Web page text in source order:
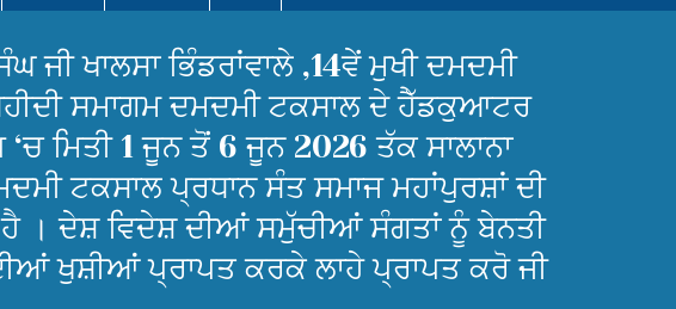
ਜੀ ਖਾਲਸਾ ਭਿੰਡਰਾਂਵਾਲੇ ,14ਵੇਂ ਮੁਖੀ ਦਮਦਮੀ
ਸਮਾਗਮ ਦਮਦਮੀ ਟਕਸਾਲ ਦੇ ਹੈੱਡਕੁਆਟਰ
ਮਿਤੀ 1 ਜੂਨ ਤੋਂ 6 ਜੂਨ 2026 ਤੱਕ ਸਾਲਾਨਾ
ਟਕਸਾਲ ਪ੍ਰਧਾਨ ਸੰਤ ਸਮਾਜ ਮਹਾਂਪੁਰਸ਼ਾਂ ਦੀ
। ਦੇਸ਼ ਵਿਦੇਸ਼ ਦੀਆਂ ਸਮੁੱਚੀਆਂ ਸੰਗਤਾਂ ਨੂੰ ਬੇਨਤੀ
ਖੁਸ਼ੀਆਂ ਪ੍ਰਾਪਤ ਕਰਕੇ ਲਾਹੇ ਪ੍ਰਾਪਤ ਕਰੋ ਜੀ